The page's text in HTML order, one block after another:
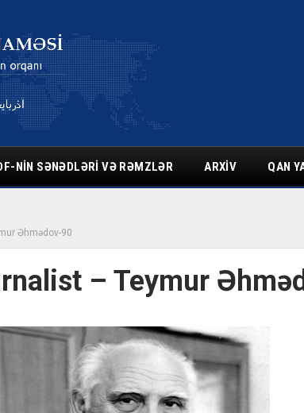
NIN SƏNƏDLƏRI VƏ RƏMZLƏR ARXIV QAN
Əhmədov-90
– Teymur